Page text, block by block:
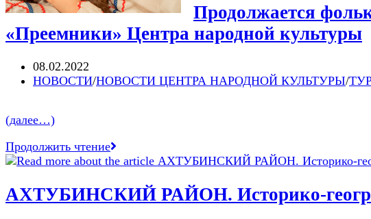
краеведами,
активными
коллекционерами
главной
Астраханской
области.
в
Доме
культуры
состоялось
из
Продолжается
«Преемники» Центра народной культуры
Запись
опубликована:
08.02.2022
Post
НОВОСТИ/НОВОСТИ ЦЕНТРА НАРОДНОЙ КУЛЬТУРЫ/
(далее…)
Продолжить чтениеПродолжается
фольклорно-
проект
«Преемники»
АХТУБИНСКИЙ РАЙОН. Историко-